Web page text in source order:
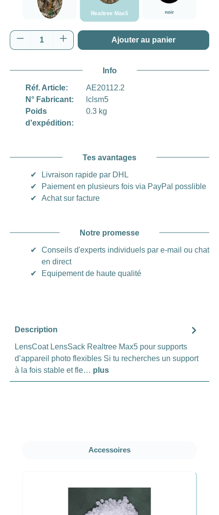
Realtree Max5 noir
Quantité de produit : Entrez la quantité
Ajouter au panier
Info
Réf. Article:
AE20112.2
N° Fabricant:
lclsm5
Poids
d'expédition:
0.3 kg
Tes avantages
✔
Livraison rapide par DHL
✔
Paiement en plusieurs fois via PayPal posslible
✔
Achat sur facture
Notre promesse
✔
Conseils d'experts individuels par e-mail ou chat
en direct
✔
Equipement de haute qualité
Description
LensCoat LensSack Realtree Max5 pour supports
d’appareil photo flexibles Si tu recherches un support
à la fois stable et fle… plus
Ignorer la galerie de produits
Accessoires